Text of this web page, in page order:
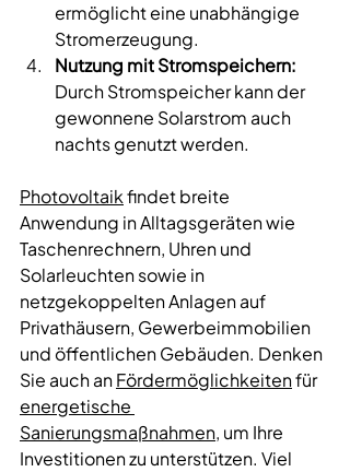
ermöglicht eine unabhängige
Stromerzeugung.
Nutzung mit Stromspeichern:
Durch Stromspeicher kann der
gewonnene Solarstrom auch
nachts genutzt werden.
Photovoltaik findet breite
Anwendung in Alltagsgeräten wie
Taschenrechnern, Uhren und
Solarleuchten sowie in
netzgekoppelten Anlagen auf
Privathäusern, Gewerbeimmobilien
und öffentlichen Gebäuden. Denken
Sie auch an Fördermöglichkeiten für
energetische
Sanierungsmaßnahmen, um Ihre
Investitionen zu unterstützen. Viel